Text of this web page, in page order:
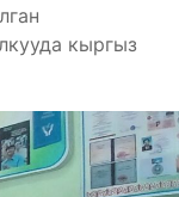
кыргыз